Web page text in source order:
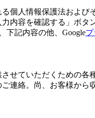
個人情報保護法および
内容を確認する」ボタ
下記内容の他、Google
せていただくための各
連絡。尚、お客様か